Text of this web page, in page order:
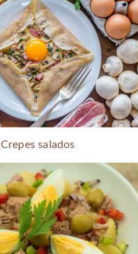
Crepes salados